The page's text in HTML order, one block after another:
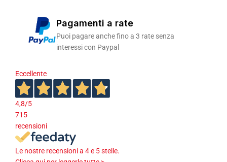
Pagamenti a rate
Puoi pagare anche fino a 3 rate senza
interessi con Paypal
Eccellente
4,8/5
715
recensioni
Le nostre recensioni a 4 e 5 stelle.